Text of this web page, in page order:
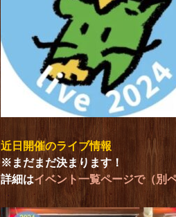
近日開催のライブ情報
※まだまだ決まります！
詳細はイベント一覧ページで（別